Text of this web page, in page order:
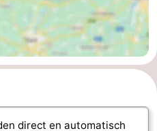
direct en automatisch